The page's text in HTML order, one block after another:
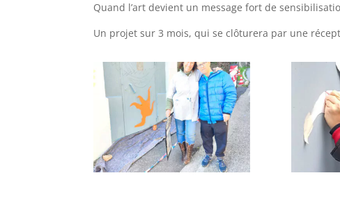
Quand l’art devient un message fort de
Un projet sur 3 mois, qui se clôturera par une